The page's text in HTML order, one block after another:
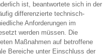
ist, beantwortete sich in der
differenzierte technisch-
Anforderungen im
werden müssen. Die
Maßnahmen auf betroffene
Bereiche unter Einschluss der